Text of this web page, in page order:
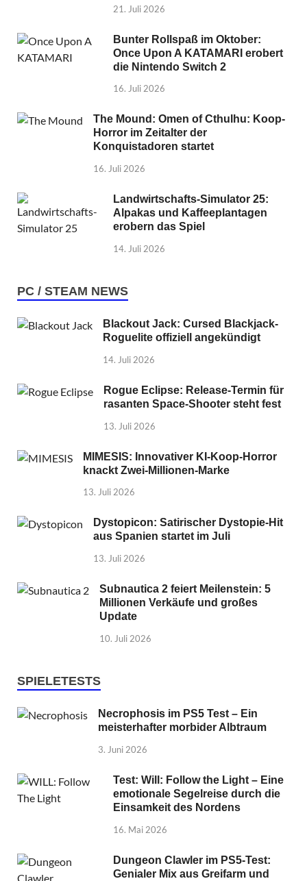
21. Juli 2026
Bunter Rollspaß im Oktober:
Once Upon A KATAMARI erobert
die Nintendo Switch 2
16. Juli 2026
The Mound: Omen of Cthulhu: Koop-
Horror im Zeitalter der
Konquistadoren startet
16. Juli 2026
Landwirtschafts-Simulator 25:
Alpakas und Kaffeeplantagen
erobern das Spiel
14. Juli 2026
PC / STEAM NEWS
Blackout Jack: Cursed Blackjack-
Roguelite offiziell angekündigt
14. Juli 2026
Rogue Eclipse: Release-Termin für
rasanten Space-Shooter steht fest
13. Juli 2026
MIMESIS: Innovativer KI-Koop-Horror
knackt Zwei-Millionen-Marke
13. Juli 2026
Dystopicon: Satirischer Dystopie-Hit
aus Spanien startet im Juli
13. Juli 2026
Subnautica 2 feiert Meilenstein: 5
Millionen Verkäufe und großes
Update
10. Juli 2026
SPIELETESTS
Necrophosis im PS5 Test – Ein
meisterhafter morbider Albtraum
3. Juni 2026
Test: Will: Follow the Light – Eine
emotionale Segelreise durch die
Einsamkeit des Nordens
16. Mai 2026
Dungeon Clawler im PS5-Test:
Genialer Mix aus Greifarm und